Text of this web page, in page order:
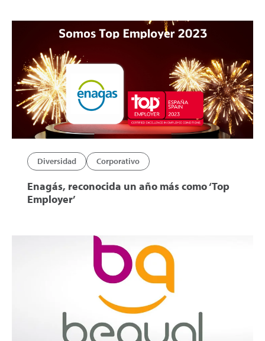
Diversidad Corporativo
Enagás, reconocida un año más como ‘Top
Employer’